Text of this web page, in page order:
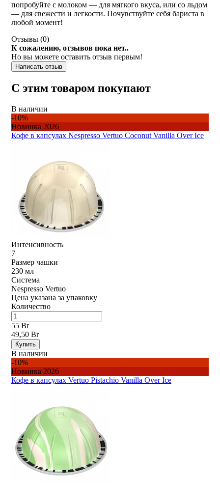
попробуйте с молоком — для мягкого вкуса, или со льдом
— для свежести и легкости. Почувствуйте себя бариста в
любой момент!
Отзывы (0)
К сожалению, отзывов пока нет..
Но вы можете оставить отзыв первым!
Написать отзыв
С этим товаром покупают
В наличии
-10%
Новинка 2026
Кофе в капсулах Nespresso Vertuo Coconut Vanilla Over Ice
Интенсивность
7
Размер чашки
230 мл
Система
Nespresso Vertuo
Цена указана за упаковку
Количество
55 Br
49,50 Br
Купить
В наличии
-10%
Новинка 2026
Кофе в капсулах Vertuo Pistachio Vanilla Over Ice